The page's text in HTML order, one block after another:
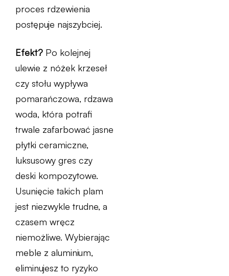
proces rdzewienia
postępuje najszybciej.
Efekt? Po kolejnej
ulewie z nóżek krzeseł
czy stołu wypływa
pomarańczowa, rdzawa
woda, która potrafi
trwale zafarbować jasne
płytki ceramiczne,
luksusowy gres czy
deski kompozytowe.
Usunięcie takich plam
jest niezwykle trudne, a
czasem wręcz
niemożliwe. Wybierając
meble z aluminium,
eliminujesz to ryzyko